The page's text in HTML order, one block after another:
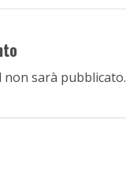
sarà pubblicato.